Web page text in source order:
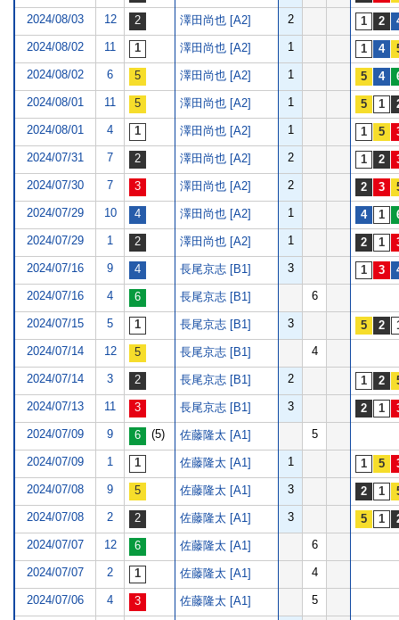
2024/08/03 12 澤田尚也 [A2] 2
2024/08/02 11 澤田尚也 [A2] 1
2024/08/02 6 澤田尚也 [A2] 1
2024/08/01 11 澤田尚也 [A2] 1
2024/08/01 4 澤田尚也 [A2] 1
2024/07/31 7 澤田尚也 [A2] 2
2024/07/30 7 澤田尚也 [A2] 2
2024/07/29 10 澤田尚也 [A2] 1
2024/07/29 1 澤田尚也 [A2] 1
2024/07/16 9 長尾京志 [B1] 3
2024/07/16 4 長尾京志 [B1] 6
2024/07/15 5 長尾京志 [B1] 3
2024/07/14 12 長尾京志 [B1] 4
2024/07/14 3 長尾京志 [B1] 2
2024/07/13 11 長尾京志 [B1] 3
2024/07/09 9 (5) 佐藤隆太 [A1] 5
2024/07/09 1 佐藤隆太 [A1] 1
2024/07/08 9 佐藤隆太 [A1] 3
2024/07/08 2 佐藤隆太 [A1] 3
2024/07/07 12 佐藤隆太 [A1] 6
2024/07/07 2 佐藤隆太 [A1] 4
2024/07/06 4 佐藤隆太 [A1] 5